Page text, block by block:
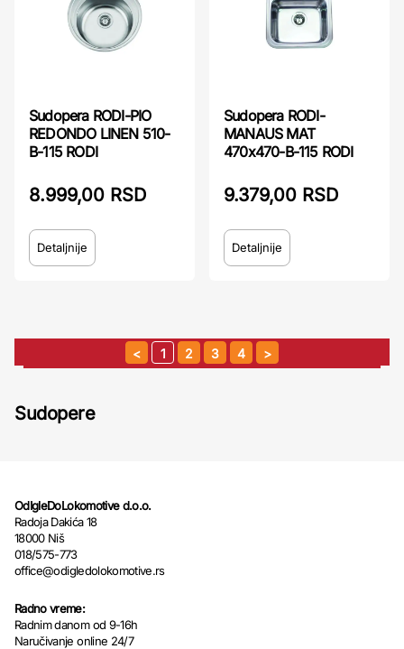
Sudopera RODI-PIO
REDONDO LINEN 510-
B-115 RODI
8.999,00 RSD
Detaljnije
Sudopera RODI-
MANAUS MAT
470x470-B-115 RODI
9.379,00 RSD
Detaljnije
1 2 3 4
Sudopere
OdIgleDoLokomotive d.o.o.
Radoja Dakića 18
18000 Niš
018/575-773
office@odigledolokomotive.rs
Radno vreme:
Radnim danom od 9-16h
Naručivanje online 24/7